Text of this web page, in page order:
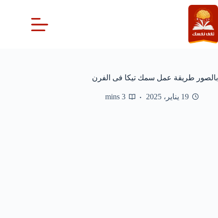
التجاوز
إلى
المحتوى
بالصور طريقة عمل سمك تيكا فى الفرن
19 يناير، 2025 3 mins